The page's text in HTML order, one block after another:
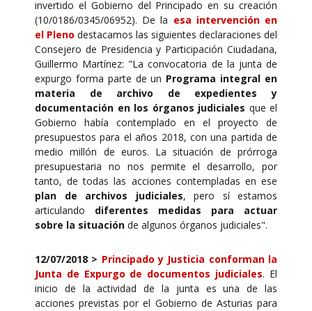
invertido el Gobierno del Principado en su creación
(10/0186/0345/06952). De la esa intervención en
el Pleno destacamos las siguientes declaraciones del
Consejero de Presidencia y Participación Ciudadana,
Guillermo Martínez: "La convocatoria de la junta de
expurgo forma parte de un Programa integral en
materia de archivo de expedientes y
documentación en los órganos judiciales que el
Gobierno había contemplado en el proyecto de
presupuestos para el años 2018, con una partida de
medio millón de euros. La situación de prórroga
presupuestaria no nos permite el desarrollo, por
tanto, de todas las acciones contempladas en ese
plan de archivos judiciales, pero sí estamos
articulando diferentes medidas para actuar
sobre la situación de algunos órganos judiciales".
12/07/2018 > Principado y Justicia conforman la
Junta de Expurgo de documentos judiciales. El
inicio de la actividad de la junta es una de las
acciones previstas por el Gobierno de Asturias para